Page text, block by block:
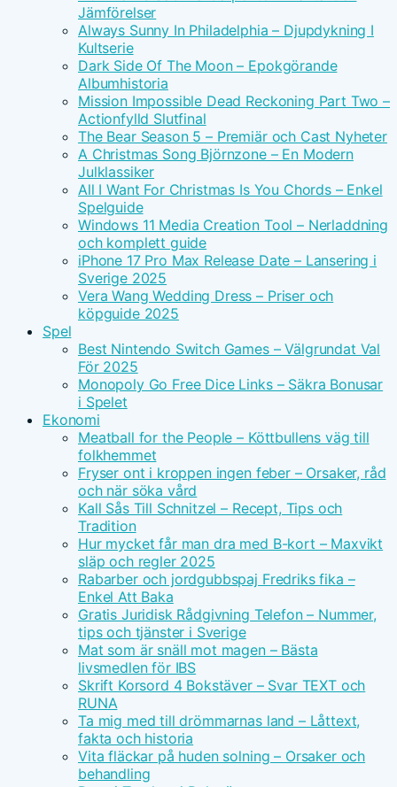
Jämförelser
Always Sunny In Philadelphia – Djupdykning I
Kultserie
Dark Side Of The Moon – Epokgörande
Albumhistoria
Mission Impossible Dead Reckoning Part Two –
Actionfylld Slutfinal
The Bear Season 5 – Premiär och Cast Nyheter
A Christmas Song Björnzone – En Modern
Julklassiker
All I Want For Christmas Is You Chords – Enkel
Spelguide
Windows 11 Media Creation Tool – Nerladdning
och komplett guide
iPhone 17 Pro Max Release Date – Lansering i
Sverige 2025
Vera Wang Wedding Dress – Priser och
köpguide 2025
Spel
Best Nintendo Switch Games – Välgrundat Val
För 2025
Monopoly Go Free Dice Links – Säkra Bonusar
i Spelet
Ekonomi
Meatball for the People – Köttbullens väg till
folkhemmet
Fryser ont i kroppen ingen feber – Orsaker, råd
och när söka vård
Kall Sås Till Schnitzel – Recept, Tips och
Tradition
Hur mycket får man dra med B-kort – Maxvikt
släp och regler 2025
Rabarber och jordgubbspaj Fredriks fika –
Enkel Att Baka
Gratis Juridisk Rådgivning Telefon – Nummer,
tips och tjänster i Sverige
Mat som är snäll mot magen – Bästa
livsmedlen för IBS
Skrift Korsord 4 Bokstäver – Svar TEXT och
RUNA
Ta mig med till drömmarnas land – Låttext,
fakta och historia
Vita fläckar på huden solning – Orsaker och
behandling